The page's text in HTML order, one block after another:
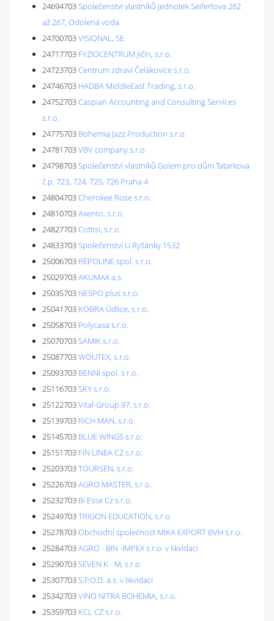
24694703Společenství vlastníků jednotek Seifertova 262
až 267, Odolená voda
24700703VISIONAL, SE
24717703 FYZIOCENTRUM Jičín, s.r.o.
24723703Centrum zdraví Čelákovice s.r.o.
24746703 HADBA MiddleEast Trading, s.r.o.
24752703Caspian Accounting and Consulting Services
s.r.o.
24775703 Bohemia Jazz Production s.r.o.
24781703VBV company s.r.o.
24798703Společenství vlastníků Golem pro dům Tatarkova
č.p. 723, 724, 725, 726 Praha 4
24804703Cherokee Rose s.r.o.
24810703Axento, s.r.o.
24827703Cottisi, s.r.o.
24833703Společenství U Ryšánky 1532
25006703 REPOLINE spol. s r.o.
25029703AKUMAX a.s.
25035703 NESPO plus s.r.o.
25041703 KOBRA Údlice, s.r.o.
25058703 Polycasa s.r.o.
25070703SAMIK s.r.o.
25087703WOUTEX, s.r.o.
25093703 BENNI spol. s r.o.
25116703SKY s.r.o.
25122703Vital-Group 97, s.r.o.
25139703 RICH MAN, s.r.o.
25145703 BLUE WINGS s.r.o.
25151703 FIN LINEA CZ s.r.o.
25203703TOURSEN, s.r.o.
25226703AGRO MASTER, s.r.o.
25232703 Bi Esse Cz s.r.o.
25249703TRIGON EDUCATION, s.r.o.
25278703Obchodní společnost MIKA EXPORT BVH s.r.o.
25284703AGRO - BIN -IMPEX s.r.o. v likvidaci
25290703SEVEN K - M, s.r.o.
25307703S.P.O.D. a.s. v likvidaci
25342703VÍNO NITRA BOHEMIA, s.r.o.
25359703 KCL CZ s.r.o.